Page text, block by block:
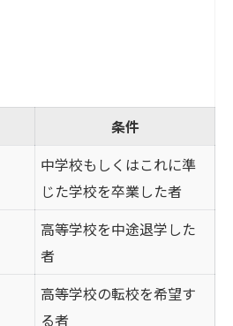
条件
中学校もしくはこれに準
じた学校を卒業した者
高等学校を中途退学した
者
高等学校の転校を希望す
る者